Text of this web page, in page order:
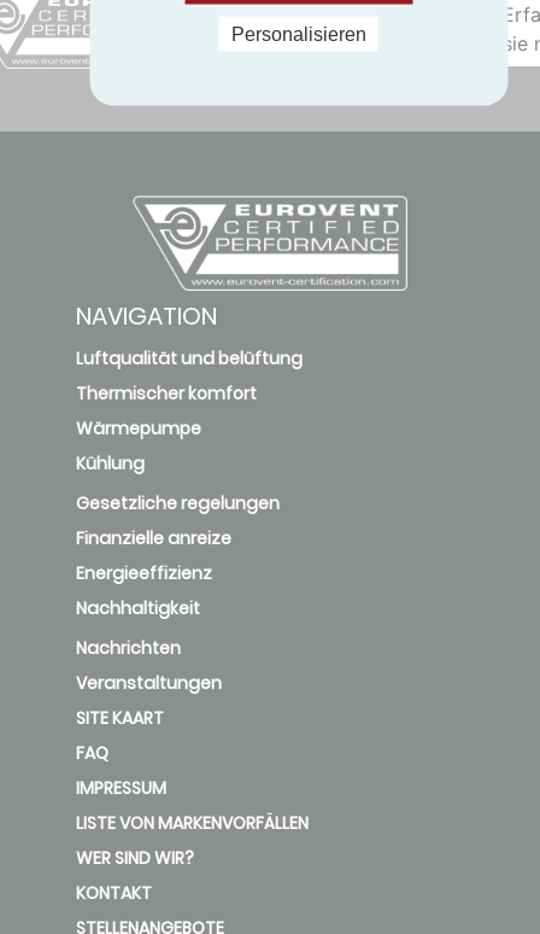
sie
NAVIGATION
Luftqualität und belüftung
Thermischer komfort
Wärmepumpe
Kühlung
Gesetzliche regelungen
Finanzielle anreize
Energieeffizienz
Nachhaltigkeit
Nachrichten
Veranstaltungen
SITE KAART
FAQ
IMPRESSUM
LISTE VON MARKENVORFÄLLEN
WER SIND WIR?
KONTAKT
STELLENANGEBOTE
Personalisieren